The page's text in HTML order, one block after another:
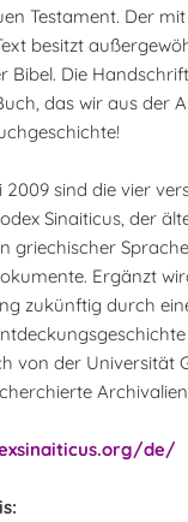
Testament. Der
besitzt
Bibel. Die
das wir aus der
sind die vier
Sinaiticus, der
griechischer
Ergänzt
zukünftig durch
von der Universität
de/